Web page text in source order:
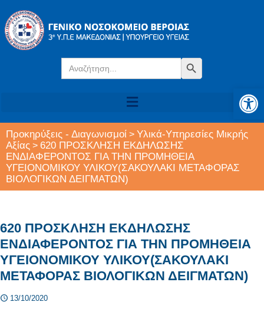
Search
for:
Search Button
Προκηρύξεις - Διαγωνισμοί > Υλικά-Υπηρεσίες Μικρής
Αξίας > 620 ΠΡΟΣΚΛΗΣΗ ΕΚΔΗΛΩΣΗΣ
ΕΝΔΙΑΦΕΡΟΝΤΟΣ ΓΙΑ ΤΗΝ ΠΡΟΜΗΘΕΙΑ
ΥΓΕΙΟΝΟΜΙΚΟΥ ΥΛΙΚΟΥ(ΣΑΚΟΥΛΑΚΙ ΜΕΤΑΦΟΡΑΣ
ΒΙΟΛΟΓΙΚΩΝ ΔΕΙΓΜΑΤΩΝ)
620 ΠΡΟΣΚΛΗΣΗ ΕΚΔΗΛΩΣΗΣ
ΕΝΔΙΑΦΕΡΟΝΤΟΣ ΓΙΑ ΤΗΝ ΠΡΟΜΗΘΕΙΑ
ΥΓΕΙΟΝΟΜΙΚΟΥ ΥΛΙΚΟΥ(ΣΑΚΟΥΛΑΚΙ
ΜΕΤΑΦΟΡΑΣ ΒΙΟΛΟΓΙΚΩΝ ΔΕΙΓΜΑΤΩΝ)
13/10/2020